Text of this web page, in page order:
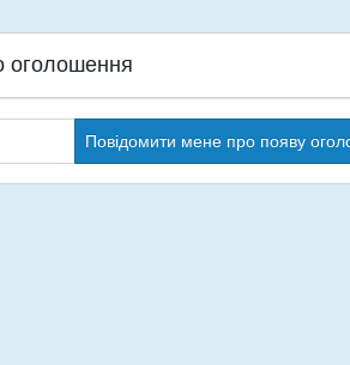
оголошення
Повідомити мене про появу